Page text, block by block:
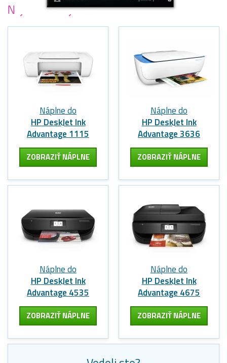
Najobľúbenejšietlačiarne HP
Náplne do
HP DeskJet Ink
Advantage 1115
ZOBRAZIŤ NÁPLNE
Náplne do
HP DeskJet Ink
Advantage 3636
ZOBRAZIŤ NÁPLNE
Náplne do
HP DeskJet Ink
Advantage 4535
ZOBRAZIŤ NÁPLNE
Náplne do
HP DeskJet Ink
Advantage 4675
ZOBRAZIŤ NÁPLNE